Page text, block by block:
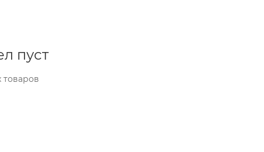
пуст
товаров